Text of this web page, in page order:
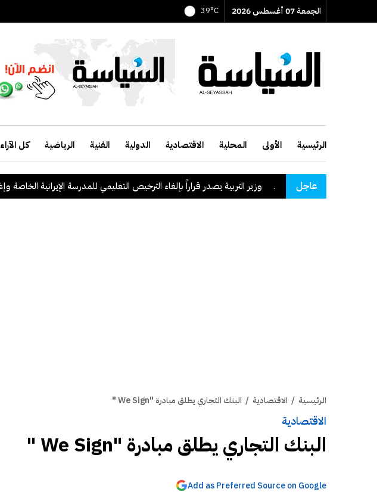
الجمعة 07 أغسطس 2026 39°C
الرئيسية الأولى المحلية الاقتصادية الدولية الفنية الرياضية كل الآراء
عاجلنجران السعودية . وزير التربية يصدر قراراً بإلغاء الترخيص التعليمي للمدرسة الإيرانية الخاصة وإغلاقها
الرئيسية / الاقتصادية / البنك التجاري يطلق مبادرة "We Sign "
الاقتصادية
البنك التجاري يطلق مبادرة "We Sign "
Add as Preferred Source on Google